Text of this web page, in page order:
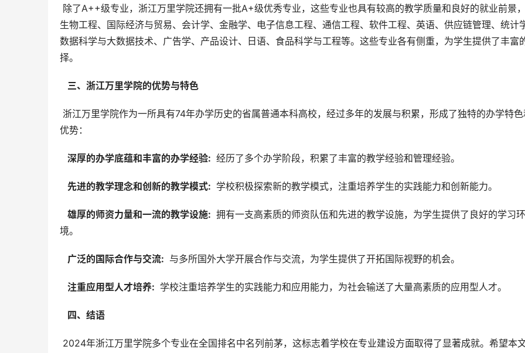
生物工程、国际经济与贸易、会计学、金融学、电子信息工程、通信工程、软件工程、英语、供应链管理、统计学
数据科学与大数据技术、广告学、产品设计、日语、食品科学与工程等。这些专业各有侧重，为学生提供了丰富
择。
  三、浙江万里学院的优势与特色
优势：
  深厚的办学底蕴和丰富的办学经验:
经历了多个办学阶段，积累了丰富的教学经验和管理经验。
  先进的教学理念和创新的教学模式:
学校积极探索新的教学模式，注重培养学生的实践能力和创新能力。
  雄厚的师资力量和一流的教学设施:
拥有一支高素质的师资队伍和先进的教学设施，为学生提供了良好的学习环
境。
  广泛的国际合作与交流:
与多所国外大学开展合作与交流，为学生提供了开拓国际视野的机会。
  注重应用型人才培养:
学校注重培养学生的实践能力和应用能力，为社会输送了大量高素质的应用型人才。
  四、结语